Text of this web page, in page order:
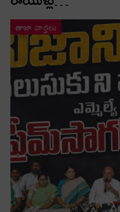
తాజా వార్తలు